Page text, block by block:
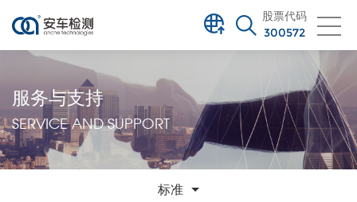
股票代码
300572
服务与支持
SERVICE AND SUPPORT
标准